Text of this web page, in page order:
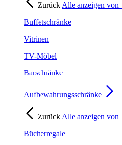
Zurück Alle anzeigen von
Buffetschränke
Vitrinen
TV-Möbel
Barschränke
Aufbewahrungsschränke
Zurück Alle anzeigen von
Bücherregale